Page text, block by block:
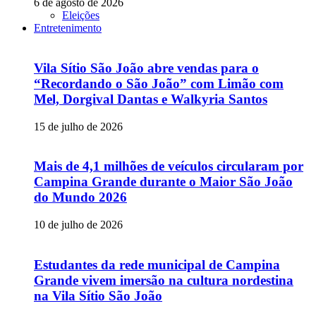
6 de agosto de 2026
Eleições
Entretenimento
Vila Sítio São João abre vendas para o
“Recordando o São João” com Limão com
Mel, Dorgival Dantas e Walkyria Santos
15 de julho de 2026
Mais de 4,1 milhões de veículos circularam por
Campina Grande durante o Maior São João
do Mundo 2026
10 de julho de 2026
Estudantes da rede municipal de Campina
Grande vivem imersão na cultura nordestina
na Vila Sítio São João